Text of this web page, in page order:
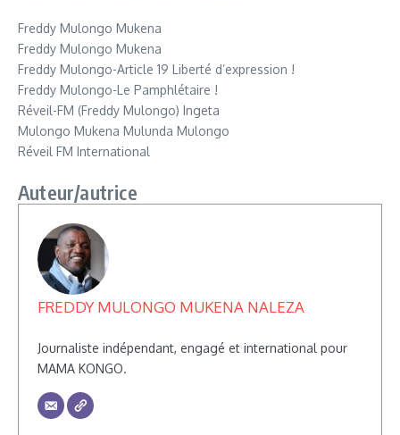
Freddy Mulongo Mukena
Freddy Mulongo Mukena
Freddy Mulongo-Article 19 Liberté d’expression !
Freddy Mulongo-Le Pamphlétaire !
Réveil-FM (Freddy Mulongo) Ingeta
Mulongo Mukena Mulunda Mulongo
Réveil FM International
Auteur/autrice
FREDDY MULONGO MUKENA NALEZA
Journaliste indépendant, engagé et international pour
MAMA KONGO.